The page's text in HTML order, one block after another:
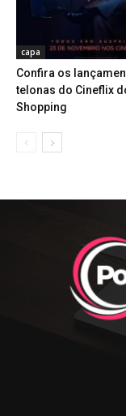
capa
Confira os
telonas do Cineflix
Shopping